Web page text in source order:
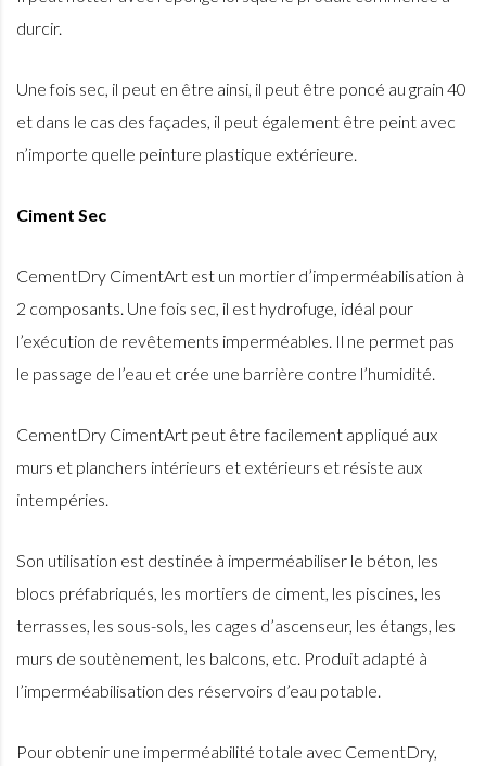
durcir.
Une fois sec, il peut en être ainsi, il peut être poncé au grain 40
et dans le cas des façades, il peut également être peint avec
n’importe quelle peinture plastique extérieure.
Ciment Sec
CementDry CimentArt est un mortier d’imperméabilisation à
2 composants. Une fois sec, il est hydrofuge, idéal pour
l’exécution de revêtements imperméables. Il ne permet pas
le passage de l’eau et crée une barrière contre l’humidité.
CementDry CimentArt peut être facilement appliqué aux
murs et planchers intérieurs et extérieurs et résiste aux
intempéries.
Son utilisation est destinée à imperméabiliser le béton, les
blocs préfabriqués, les mortiers de ciment, les piscines, les
terrasses, les sous-sols, les cages d’ascenseur, les étangs, les
murs de soutènement, les balcons, etc. Produit adapté à
l’imperméabilisation des réservoirs d’eau potable.
Pour obtenir une imperméabilité totale avec CementDry,